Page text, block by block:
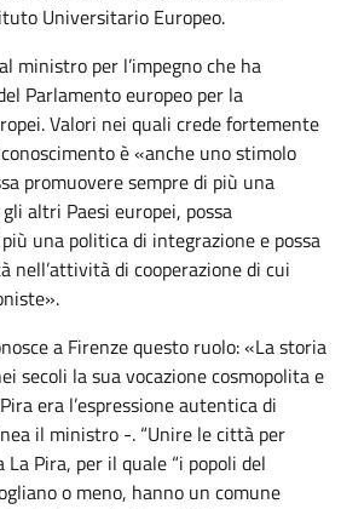
Universitario Europeo.
ministro per l’impegno che ha
Parlamento europeo per la
Valori nei quali crede fortemente
è «anche uno stimolo
promuovere sempre di più una
altri Paesi europei, possa
una politica di integrazione e possa
nell’attività di cooperazione di cui
a Firenze questo ruolo: «La storia
secoli la sua vocazione cosmopolita e
era l’espressione autentica di
il ministro -. “Unire le città per
Pira, per il quale “i popoli del
o meno, hanno un comune